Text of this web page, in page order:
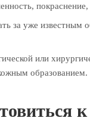
за уже известным
или
образованием.